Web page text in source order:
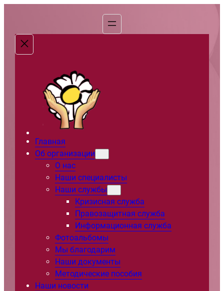
содержимому
Главная
Об организации
О нас
Наши специалисты
Наши службы
Кризисная служба
Правозащитная служба
Информационная служба
Фотоальбомы
Мы благодарим
Наши документы
Методические пособия
Наши новости